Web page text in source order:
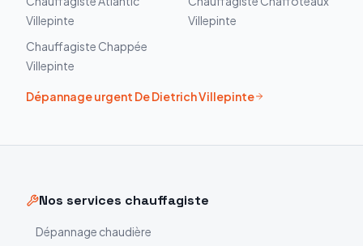
Villepinte
Villepinte
Chauffagiste Chappée
Villepinte
Dépannage urgent De DietrichVillepinte
Nos services chauffagiste
Dépannage chaudière